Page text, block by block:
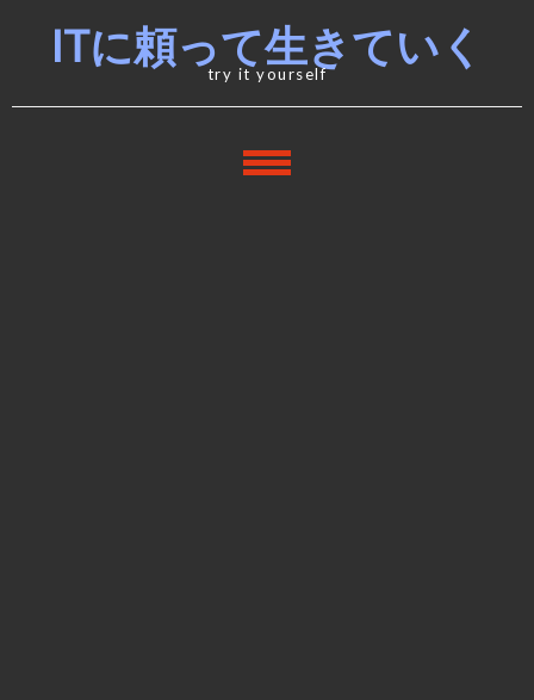
navigation
contentITに頼って生きていく
try it yourself